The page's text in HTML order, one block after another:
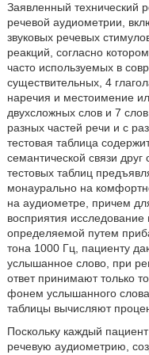
Заявленный технический
речевой аудиометрии,
звуковых речевых
реакций, согласно
часто используемых в
существительных, 4
наречия и местоимение
двухсложных слов и 7
разных частей речи и с
тестовая таблица
семантической связи
тестовых таблиц
монаурально на
на аудиометре, причем
восприятия исследование
определяемой путем
тона 1000 Гц, пациенту
услышанное слово, при
ответ принимают только
фонем услышанного
таблицы вычисляют
Поскольку каждый
речевую аудиометрию,